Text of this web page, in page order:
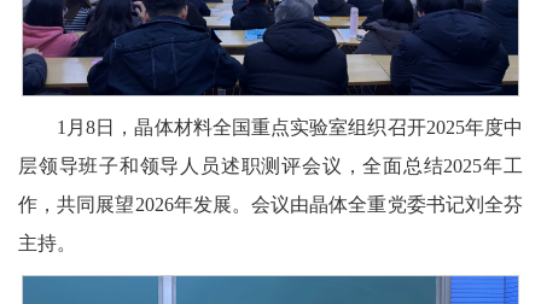
1月8日，晶体材料全国重点实验室组织召开2025年度中
层领导班子和领导人员述职测评会议，全面总结2025年工
作，共同展望2026年发展。会议由晶体全重党委书记刘全芬
主持。